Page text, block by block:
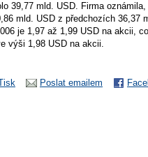
39,77 mld. USD. Firma oznámila,
mld. USD z předchozích 36,37
je 1,97 až 1,99 USD na akcii,
výši 1,98 USD na akcii.
Poslat emailem